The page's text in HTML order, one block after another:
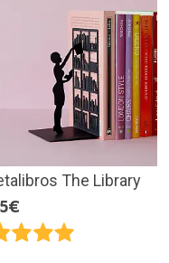
The Library